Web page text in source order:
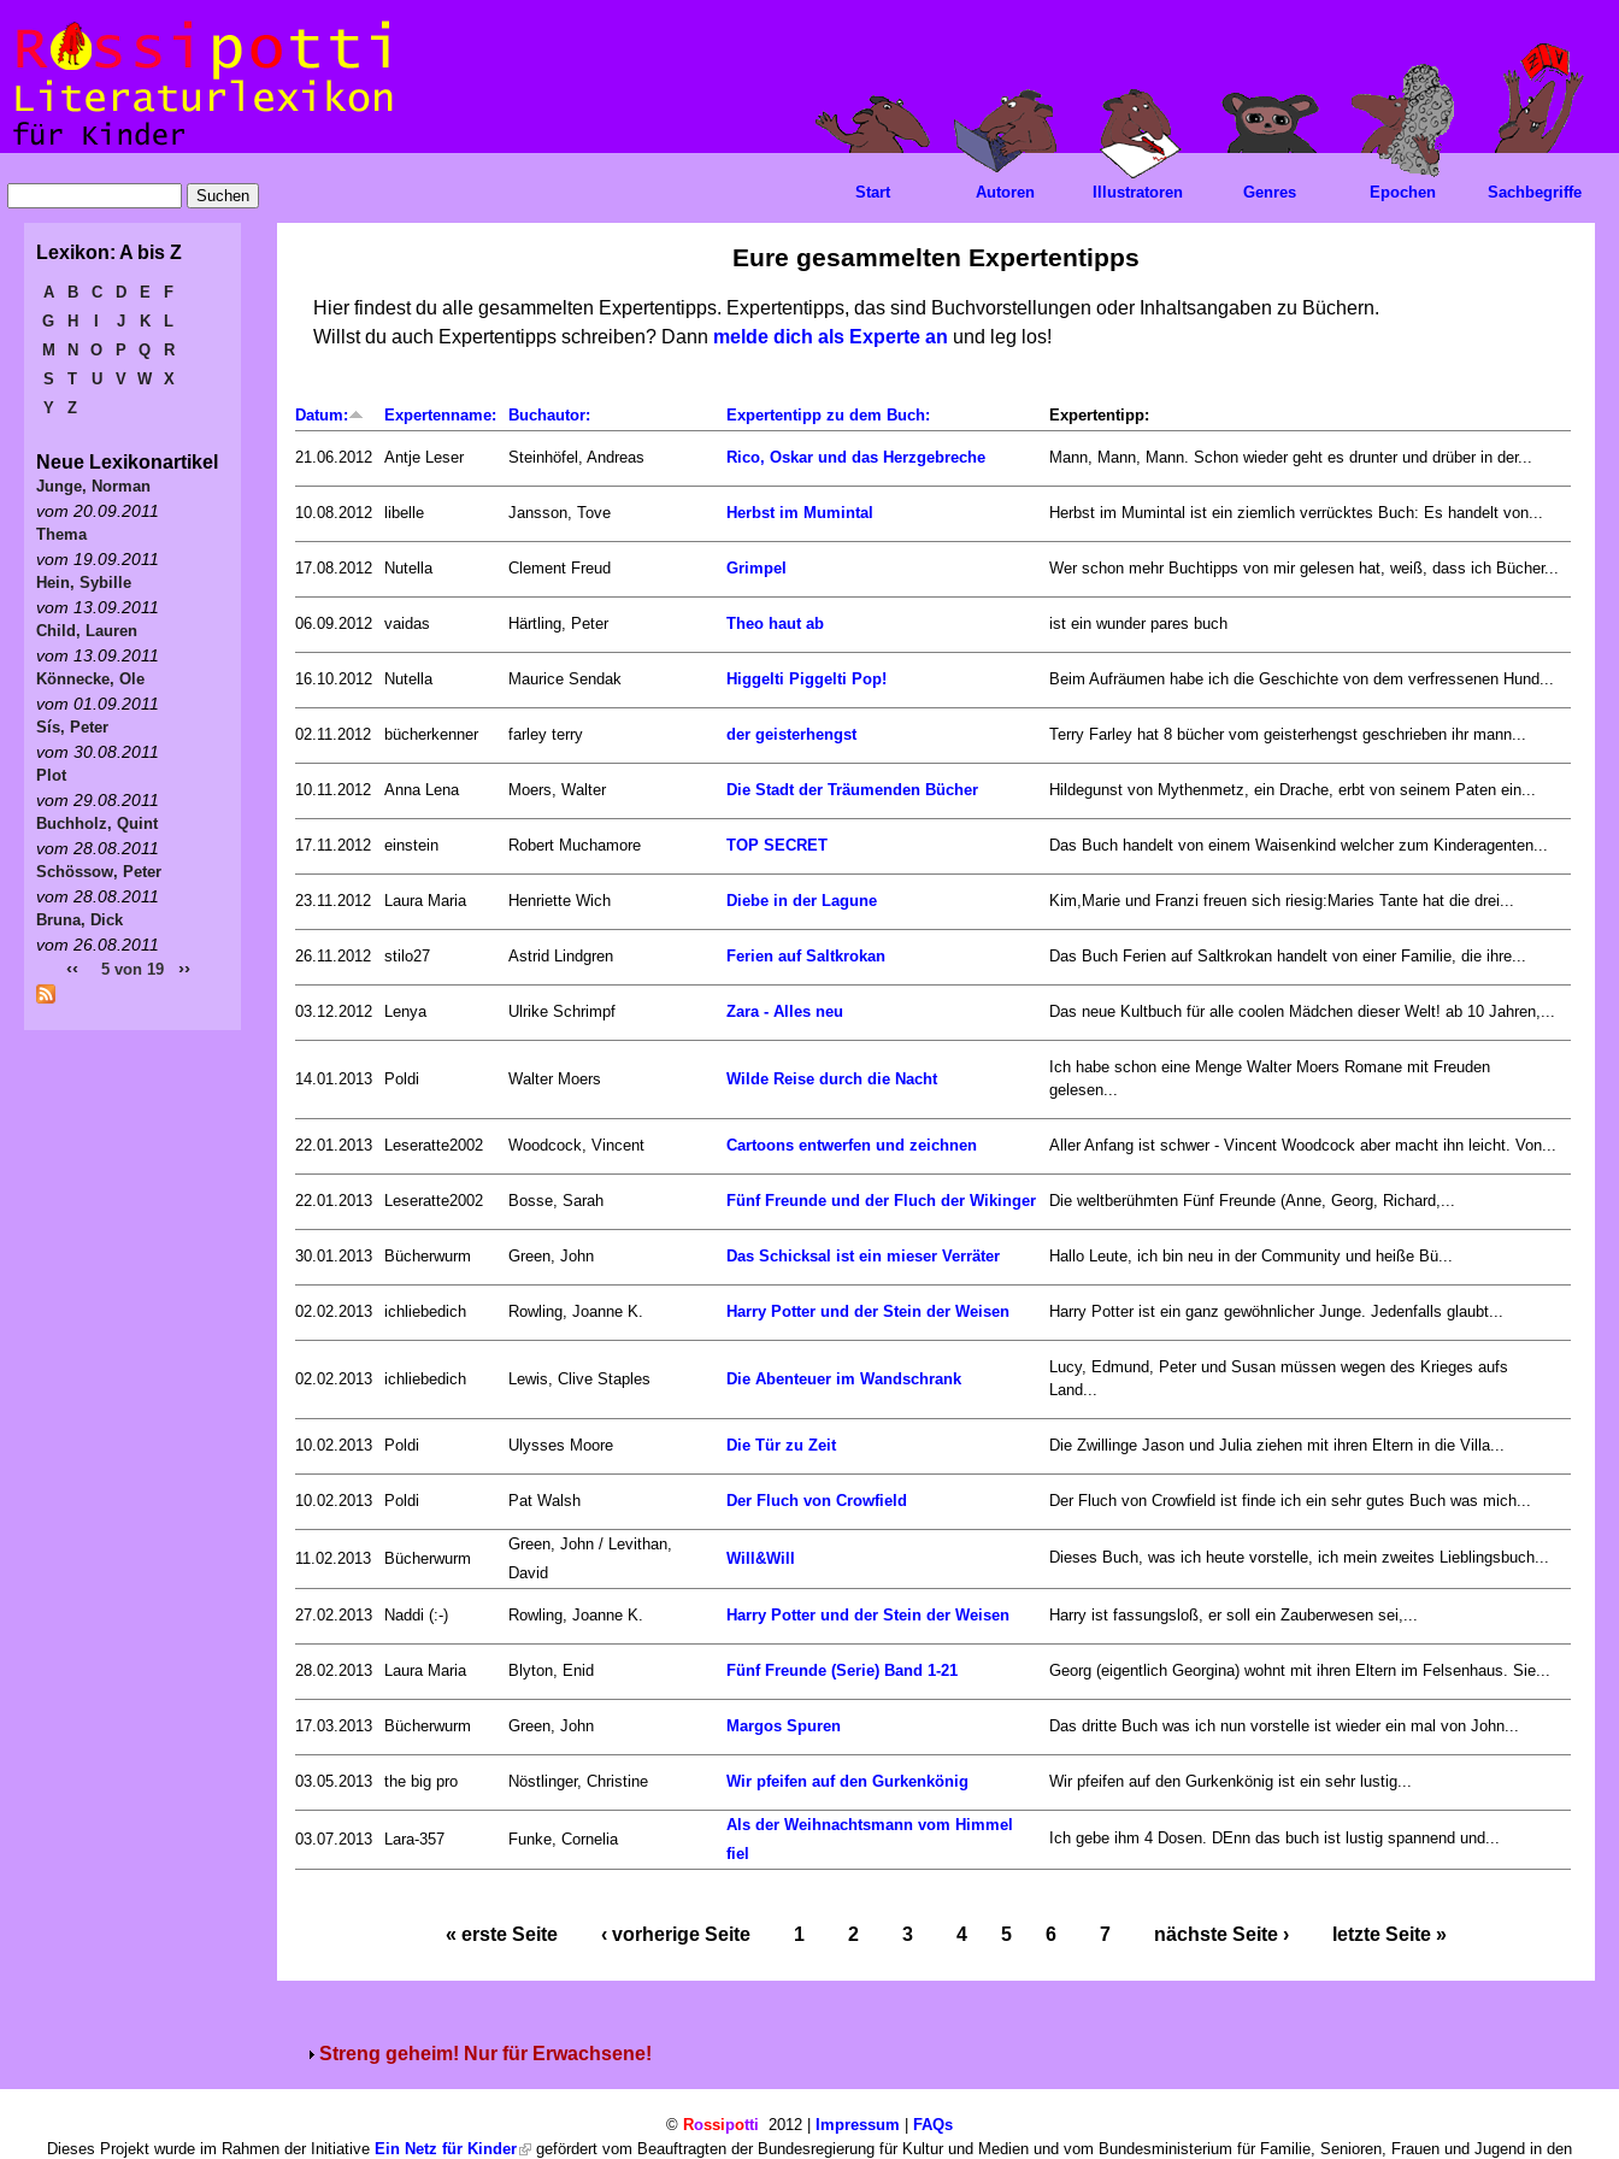
Eure gesammelten Expertentipps
Hier findest du alle gesammelten Expertentipps. Expertentipps, das sind Buchvorstellungen oder Inhaltsangaben zu Büchern.
Willst du auch Expertentipps schreiben? Dann melde dich als Experte an und leg los!
Datum: Expertenname: Buchautor: Expertentipp zu dem Buch: Expertentipp:
21.06.2012 Antje Leser Steinhöfel, Andreas Rico, Oskar und das Herzgebreche Mann, Mann, Mann. Schon wieder geht es drunter und drüber in der...
10.08.2012 libelle Jansson, Tove Herbst im Mumintal Herbst im Mumintal ist ein ziemlich verrücktes Buch: Es handelt von...
17.08.2012 Nutella Clement Freud Grimpel Wer schon mehr Buchtipps von mir gelesen hat, weiß, dass ich Bücher...
06.09.2012 vaidas Härtling, Peter Theo haut ab ist ein wunder pares buch
16.10.2012 Nutella Maurice Sendak Higgelti Piggelti Pop! Beim Aufräumen habe ich die Geschichte von dem verfressenen Hund...
02.11.2012 bücherkenner farley terry der geisterhengst Terry Farley hat 8 bücher vom geisterhengst geschrieben ihr mann...
10.11.2012 Anna Lena Moers, Walter Die Stadt der Träumenden Bücher Hildegunst von Mythenmetz, ein Drache, erbt von seinem Paten ein...
17.11.2012 einstein Robert Muchamore TOP SECRET Das Buch handelt von einem Waisenkind welcher zum Kinderagenten...
23.11.2012 Laura Maria Henriette Wich Diebe in der Lagune Kim,Marie und Franzi freuen sich riesig:Maries Tante hat die drei...
26.11.2012 stilo27 Astrid Lindgren Ferien auf Saltkrokan Das Buch Ferien auf Saltkrokan handelt von einer Familie, die ihre...
03.12.2012 Lenya Ulrike Schrimpf Zara - Alles neu Das neue Kultbuch für alle coolen Mädchen dieser Welt! ab 10 Jahren,...
14.01.2013 Poldi Walter Moers Wilde Reise durch die Nacht
Ich habe schon eine Menge Walter Moers Romane mit Freuden
gelesen...
22.01.2013 Leseratte2002 Woodcock, Vincent Cartoons entwerfen und zeichnen Aller Anfang ist schwer - Vincent Woodcock aber macht ihn leicht. Von...
22.01.2013 Leseratte2002 Bosse, Sarah Fünf Freunde und der Fluch der Wikinger Die weltberühmten Fünf Freunde (Anne, Georg, Richard,...
30.01.2013 Bücherwurm Green, John Das Schicksal ist ein mieser Verräter Hallo Leute, ich bin neu in der Community und heiße Bü...
02.02.2013 ichliebedich Rowling, Joanne K. Harry Potter und der Stein der Weisen Harry Potter ist ein ganz gewöhnlicher Junge. Jedenfalls glaubt...
02.02.2013 ichliebedich Lewis, Clive Staples Die Abenteuer im Wandschrank
Lucy, Edmund, Peter und Susan müssen wegen des Krieges aufs
Land...
10.02.2013 Poldi Ulysses Moore Die Tür zu Zeit Die Zwillinge Jason und Julia ziehen mit ihren Eltern in die Villa...
10.02.2013 Poldi Pat Walsh Der Fluch von Crowfield Der Fluch von Crowfield ist finde ich ein sehr gutes Buch was mich...
11.02.2013 Bücherwurm
Green, John / Levithan,
David
Will&Will Dieses Buch, was ich heute vorstelle, ich mein zweites Lieblingsbuch...
27.02.2013 Naddi (:-) Rowling, Joanne K. Harry Potter und der Stein der Weisen Harry ist fassungsloß, er soll ein Zauberwesen sei,...
28.02.2013 Laura Maria Blyton, Enid Fünf Freunde (Serie) Band 1-21 Georg (eigentlich Georgina) wohnt mit ihren Eltern im Felsenhaus. Sie...
17.03.2013 Bücherwurm Green, John Margos Spuren Das dritte Buch was ich nun vorstelle ist wieder ein mal von John...
03.05.2013 the big pro Nöstlinger, Christine Wir pfeifen auf den Gurkenkönig Wir pfeifen auf den Gurkenkönig ist ein sehr lustig...
03.07.2013 Lara-357 Funke, Cornelia
Als der Weihnachtsmann vom Himmel
fiel
Ich gebe ihm 4 Dosen. DEnn das buch ist lustig spannend und...
« erste Seite ‹ vorherige Seite 1 2 3 4 5 6 7 nächste Seite › letzte Seite »
Streng geheim! Nur für Erwachsene!
Start Autoren Illustratoren Genres Epochen Sachbegriffe
Lexikon: A bis Z
A B C D E
F
G
H J K
L
M
N O P Q
R
S
T U V W
X
Y
Z
Neue Lexikonartikel
Junge, Norman
vom 20.09.2011
Thema
vom 19.09.2011
Hein, Sybille
vom 13.09.2011
Child, Lauren
vom 13.09.2011
Könnecke, Ole
vom 01.09.2011
Sís, Peter
vom 30.08.2011
Plot
vom 29.08.2011
Buchholz, Quint
vom 28.08.2011
Schössow, Peter
vom 28.08.2011
Bruna, Dick
vom 26.08.2011
‹‹ 5 von 19 ››
© Rossipotti 2012 | Impressum | FAQs
Dieses Projekt wurde im Rahmen der Initiative Ein Netz für Kinder gefördert vom Beauftragten der Bundesregierung für Kultur und Medien und vom Bundesministerium für Familie, Senioren, Frauen und Jugend in den